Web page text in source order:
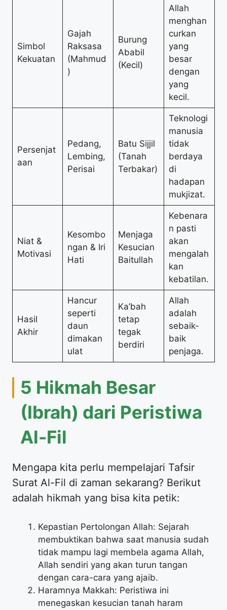
Simbol
Kekuatan
Gajah
Raksasa
(Mahmud
)
Burung
Ababil
(Kecil)
Allah
menghan
curkan
yang
besar
dengan
yang
kecil.
Persenjat
aan
Pedang,
Lembing,
Perisai
Batu Sijjil
(Tanah
Terbakar)
Teknologi
manusia
tidak
berdaya
di
hadapan
mukjizat.
Niat &
Motivasi
Kesombo
ngan & Iri
Hati
Menjaga
Kesucian
Baitullah
Kebenara
n pasti
akan
mengalah
kan
kebatilan.
Hasil
Akhir
Hancur
seperti
daun
dimakan
ulat
Ka’bah
tetap
tegak
berdiri
Allah
adalah
sebaik-
baik
penjaga.
5 Hikmah Besar
(Ibrah) dari Peristiwa
Al-Fil
Mengapa kita perlu mempelajari Tafsir
Surat Al-Fil di zaman sekarang? Berikut
adalah hikmah yang bisa kita petik:
Kepastian Pertolongan Allah: Sejarah
membuktikan bahwa saat manusia sudah
tidak mampu lagi membela agama Allah,
Allah sendiri yang akan turun tangan
dengan cara-cara yang ajaib.
Haramnya Makkah: Peristiwa ini
menegaskan kesucian tanah haram